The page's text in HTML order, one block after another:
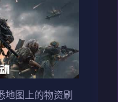
地图上的物资刷